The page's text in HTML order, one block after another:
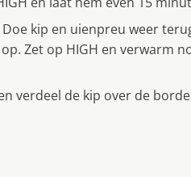
kip en uienpreu weer
Zet op HIGH en verwarm
verdeel de kip over de